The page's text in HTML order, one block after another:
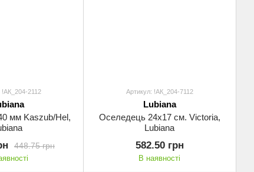
!АК_204-2112
мм Kaszub/Hel,
448.75 грн
Артикул: !АК_204-7112
Lubiana
Оселедець 24х17 см. Victoria,
Lubiana
582.50 грн
В наявності